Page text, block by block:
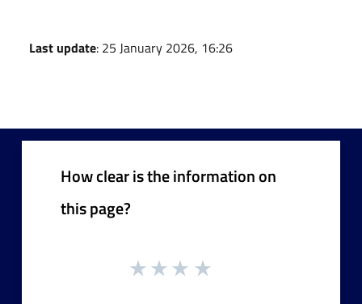
Last update: 25 January 2026, 16:26
How clear is the information on
this page?